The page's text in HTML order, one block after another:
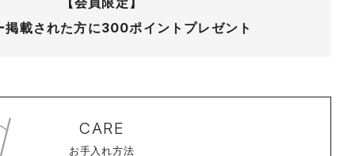
掲載された方に300ポイントプレゼント
CARE
お手入れ方法